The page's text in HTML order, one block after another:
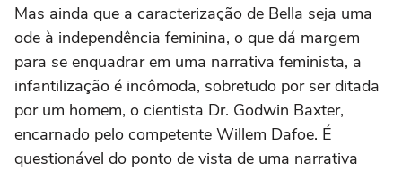
Mas ainda que a caracterização de Bella seja uma
ode à independência feminina, o que dá margem
para se enquadrar em uma narrativa feminista, a
infantilização é incômoda, sobretudo por ser ditada
por um homem, o cientista Dr. Godwin Baxter,
encarnado pelo competente Willem Dafoe. É
questionável do ponto de vista de uma narrativa